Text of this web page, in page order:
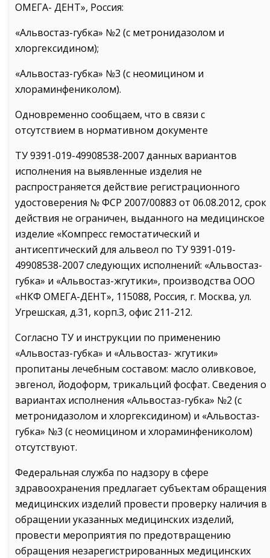
ОМЕГА- ДЕНТ», Россия:
«Альвостаз-губка» №2 (с метронидазолом и
хлоргексидином);
«Альвостаз-губка» №3 (с неомицином и
хлораминфениколом).
Одновременно сообщаем, что в связи с
отсутствием в нормативном документе
ТУ 9391-019-49908538-2007 данных вариантов
исполнения на выявленные изделия не
распространяется действие регистрационного
удостоверения № ФСР 2007/00883 от 06.08.2012, срок
действия не ограничен, выданного на медицинское
изделие «Компресс гемостатический и
антисептический для альвеол по ТУ 9391-019­
49908538-2007 следующих исполнений: «Альвостаз-
губка» и «Альвостаз-жгутики», производства ООО
«НКФ ОМЕГА-ДЕНТ», 115088, Россия, г. Москва, ул.
Угрешская, д.31, корп.З, офис 211-212.
Согласно ТУ и инструкции по применению
«Альвостаз-губка» и «Альвостаз- жгутики»
пропитаны лечебным составом: масло оливковое,
эвгенол, йодоформ, трикальций фосфат. Сведения о
вариантах исполнения «Альвостаз-губка» №2 (с
метронидазолом и хлоргексидином) и «Альвостаз-
губка» №3 (с неомицином и хлораминфениколом)
отсутствуют.
Федеральная служба по надзору в сфере
здравоохранения предлагает субъектам обращения
медицинских изделий провести проверку наличия в
обращении указанных медицинских изделий,
провести мероприятия по предотвращению
обращения незарегистрированных медицинских